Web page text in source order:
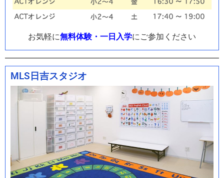
お気軽に無料体験・一日入学にご参加ください
MLS日吉スタジオ